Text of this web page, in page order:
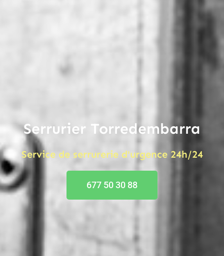
Serrurier Torredembarra
Service de serrurerie d'urgence 24h/24
677 50 30 88